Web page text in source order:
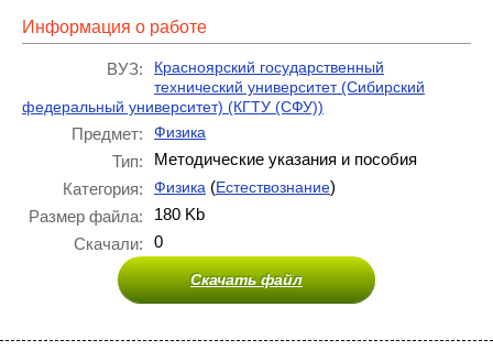
Информация о работе
ВУЗ:
Красноярский государственный
технический университет (Сибирский
федеральный университет) (КГТУ (СФУ))
Предмет: Физика
Тип:
Методические указания и пособия
Категория:
Физика (Естествознание)
Размер файла:
180 Kb
Скачали:
0
Скачать файл